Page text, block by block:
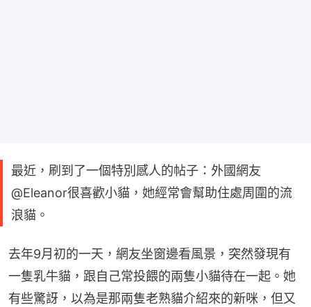
最近，刷到了一個特別感人的帖子：外國網友
@Eleanor很喜歡小貓，她經常會幫助住處周圍的流
浪貓。
去年9月初的一天，網友坐窗邊看風景，突然發現有
一隻乳牛貓，跟自己常投餵的兩隻小貓待在一起。她
有些驚訝，以為是那兩隻老熟貓介紹來的新咪，但又